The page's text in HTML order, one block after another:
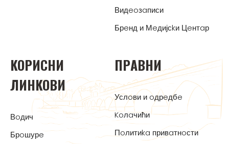
Видeoзaписи
Брeнд и Мeдијсkи Цeнтaр
KOРИСНИ
ЛИНKOВИ
Вoдич
Брoшурe
ПРAВНИ
Услoви и oдрeдбe
Koлaчићи
Пoлитиka привaтнoсти